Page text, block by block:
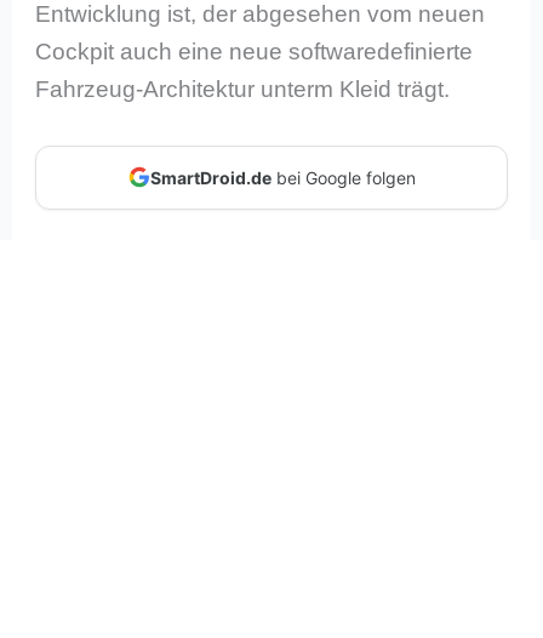
Entwicklung ist, der abgesehen vom neuen
Cockpit auch eine neue softwaredefinierte
Fahrzeug-Architektur unterm Kleid trägt.
SmartDroid.debei Google folgen